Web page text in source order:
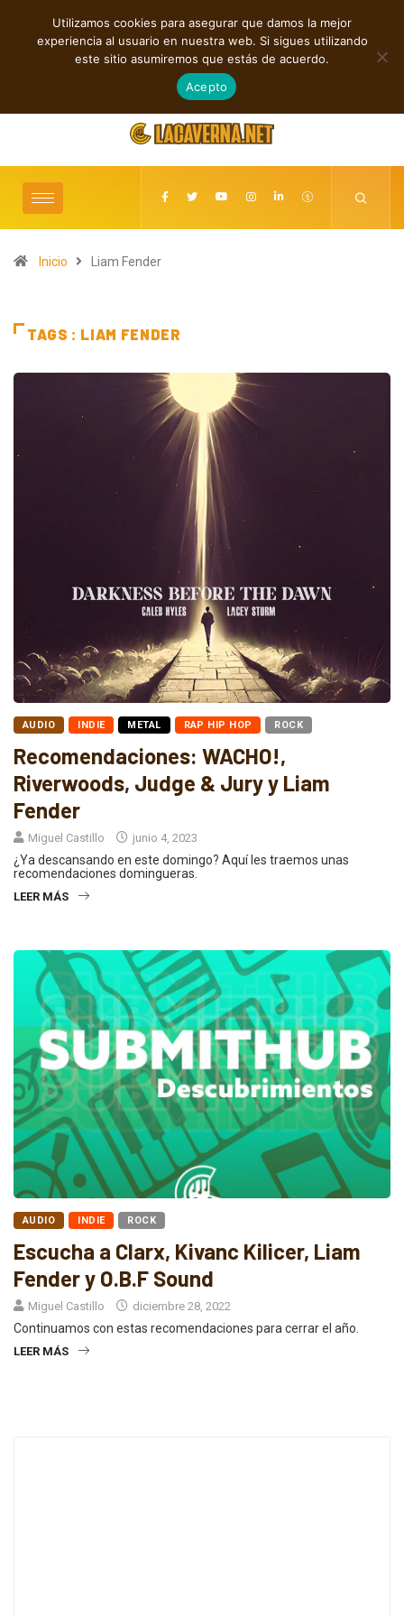
TENDENCIAS
sobre cambios, vínculos y pertenencia Cuatro canciones entre
agosto 10, 2026
Inicio Liam Fender
TAGS : LIAM FENDER
AUDIO INDIE METAL RAP HIP HOP ROCK
Recomendaciones: WACHO!,
Riverwoods, Judge & Jury y Liam
Fender
Miguel Castillo junio 4, 2023
¿Ya descansando en este domingo? Aquí les traemos unas
recomendaciones domingueras.
LEER MÁS
AUDIO INDIE ROCK
Escucha a Clarx, Kivanc Kilicer, Liam
Fender y O.B.F Sound
Miguel Castillo diciembre 28, 2022
Continuamos con estas recomendaciones para cerrar el año.
LEER MÁS
Utilizamos cookies para asegurar que damos la mejor
experiencia al usuario en nuestra web. Si sigues utilizando
este sitio asumiremos que estás de acuerdo.
Acepto